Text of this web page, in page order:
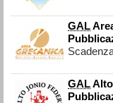
GAL
GAL